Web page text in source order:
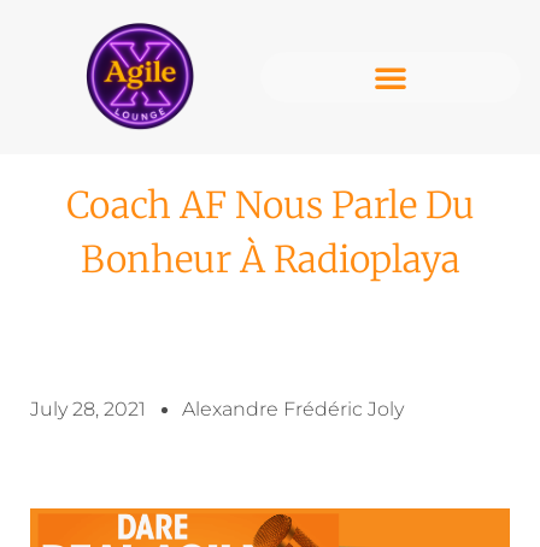
Coach AF Nous Parle Du
Bonheur À Radioplaya
July 28, 2021 Alexandre Frédéric Joly